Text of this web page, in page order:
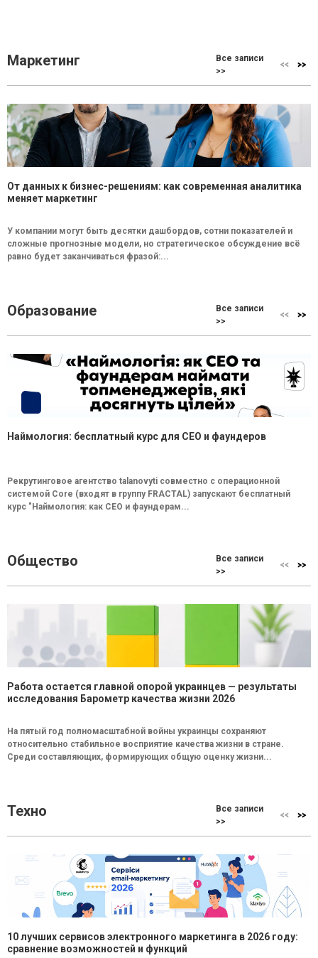
Маркетинг
Все записи
>>
От данных к бизнес-решениям: как современная аналитика
меняет маркетинг
У компании могут быть десятки дашбордов, сотни показателей и
сложные прогнозные модели, но стратегическое обсуждение всё
равно будет заканчиваться фразой:...
Образование
Все записи
>>
Наймология: бесплатный курс для CEO и фаундеров
Рекрутинговое агентство talanovyti совместно с операционной
системой Core (входят в группу FRACTAL) запускают бесплатный
курс "Наймология: как СEO и фаундерам...
Общество
Все записи
>>
Работа остается главной опорой украинцев — результаты
исследования Барометр качества жизни 2026
На пятый год полномасштабной войны украинцы сохраняют
относительно стабильное восприятие качества жизни в стране.
Среди составляющих, формирующих общую оценку жизни...
Техно
Все записи
>>
10 лучших сервисов электронного маркетинга в 2026 году:
сравнение возможностей и функций